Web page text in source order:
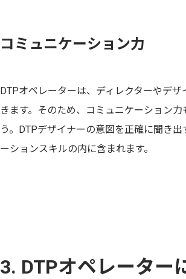
コミュニケーション力
DTPオペレーターは、ディレクターやデ
きます。そのため、コミュニケーション
う。DTPデザイナーの意図を正確に聞き
ーションスキルの内に含まれます。
3. DTPオペレーター